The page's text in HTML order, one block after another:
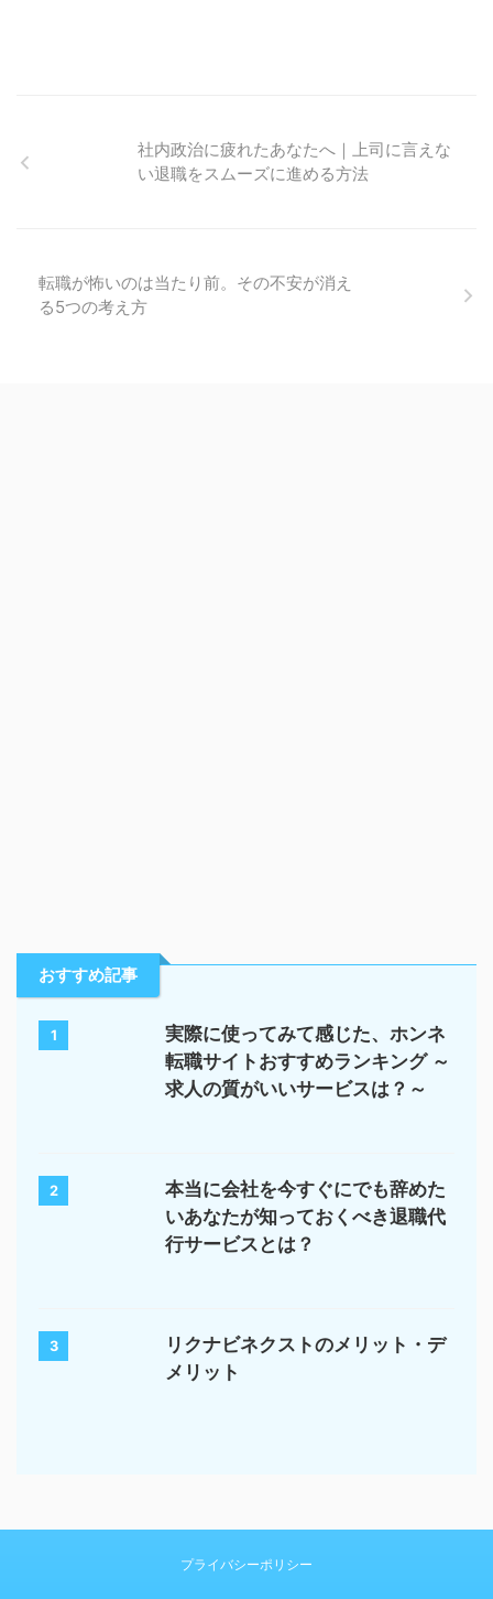
社内政治に疲れたあなたへ｜上司に言えな
い退職をスムーズに進める方法
転職が怖いのは当たり前。その不安が消え
る5つの考え方
おすすめ記事
1
実際に使ってみて感じた、ホンネ
転職サイトおすすめランキング ～
求人の質がいいサービスは？～
2
本当に会社を今すぐにでも辞めた
いあなたが知っておくべき退職代
行サービスとは？
3
リクナビネクストのメリット・デ
メリット
プライバシーポリシー